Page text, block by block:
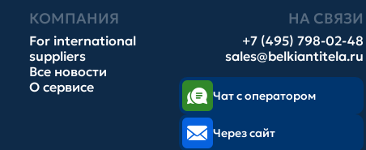
КОМПАНИЯ
For international
suppliers
Все новости
О сервисе
НА СВЯЗИ
+7 (495) 798-02-48
sales@belkiantitela.ru
Чат с оператором
Через сайт